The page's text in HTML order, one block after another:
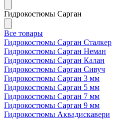
Гидрокостюмы Сарган
Все товары
Гидрокостюмы Сарган Сталкер
Гидрокостюмы Сарган Неман
Гидрокостюмы Сарган Калан
Гидрокостюмы Сарган Сивуч
Гидрокостюмы Сарган 3 мм
Гидрокостюмы Сарган 5 мм
Гидрокостюмы Сарган 7 мм
Гидрокостюмы Сарган 9 мм
Гидрокостюмы Аквадискавери